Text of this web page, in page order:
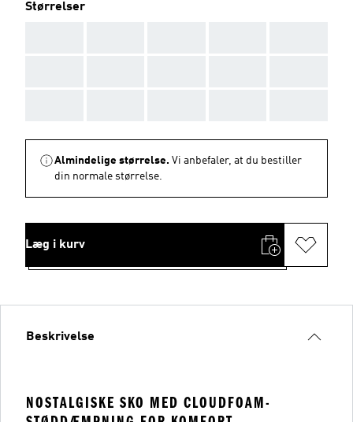
Størrelser
Almindelige størrelse. Vi anbefaler, at du bestiller
din normale størrelse.
Læg i kurv
Beskrivelse
NOSTALGISKE SKO MED CLOUDFOAM-